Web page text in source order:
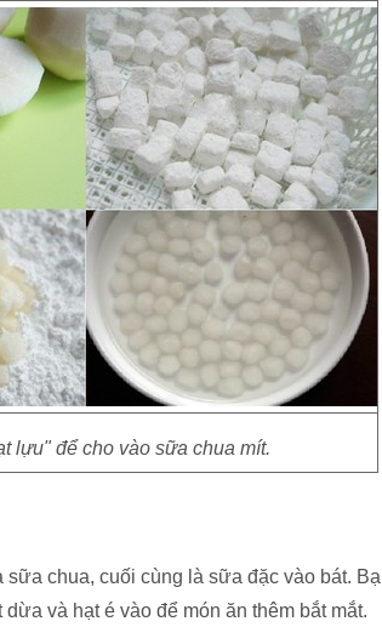
lựu" để cho vào sữa chua mít.
chua, cuối cùng là sữa đặc vào bát.
và hạt é vào để món ăn thêm bắt mắt.